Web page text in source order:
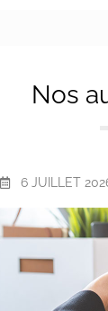
Nos
6 JUILLET